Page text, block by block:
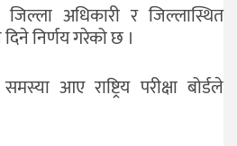
जिल्ला अधिकारी र जिल्लास्थित
निर्णय गरेको छ ।
आए राष्ट्रिय परीक्षा बोर्डले